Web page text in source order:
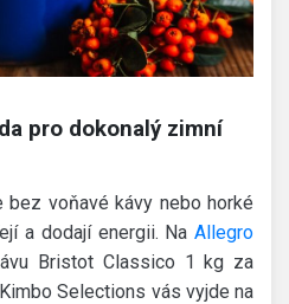
pro dokonalý zimní
bez voňavé kávy nebo horké
a dodají energii. Na Allegro
Bristot Classico 1 kg za
Selections vás vyjde na